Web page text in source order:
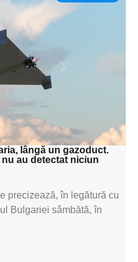
pentru
aici
aici
aici
subti
lângă un gazoduct.
au detectat niciun
precizează, în legătură cu
Bulgariei sâmbătă, în